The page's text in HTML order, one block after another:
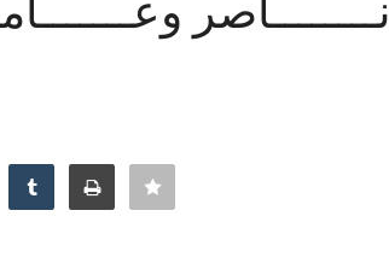
نــــــــاصر